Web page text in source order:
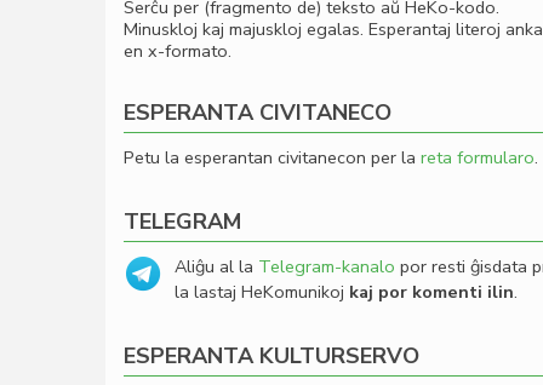
Serĉu per (fragmento de) teksto aŭ HeKo-kodo.
Minuskloj kaj majuskloj egalas. Esperantaj literoj
en x-formato.
ESPERANTA CIVITANECO
Petu la esperantan civitanecon per la reta formularo.
TELEGRAM
Aliĝu al la Telegram-kanalo por resti ĝisdata
la lastaj HeKomunikoj kaj por komenti ilin.
ESPERANTA KULTURSERVO